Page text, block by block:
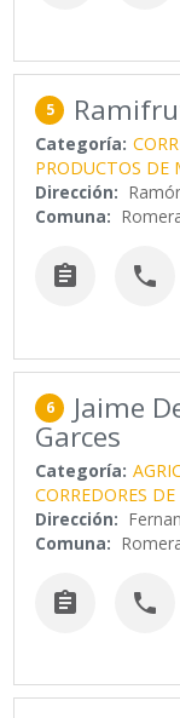
5
Categoría:
PRODUCTOS DE
Dirección:
Comuna:
 
6 Jaime
Garces
Categoría:
CORREDORES
Dirección:
Comuna:
 